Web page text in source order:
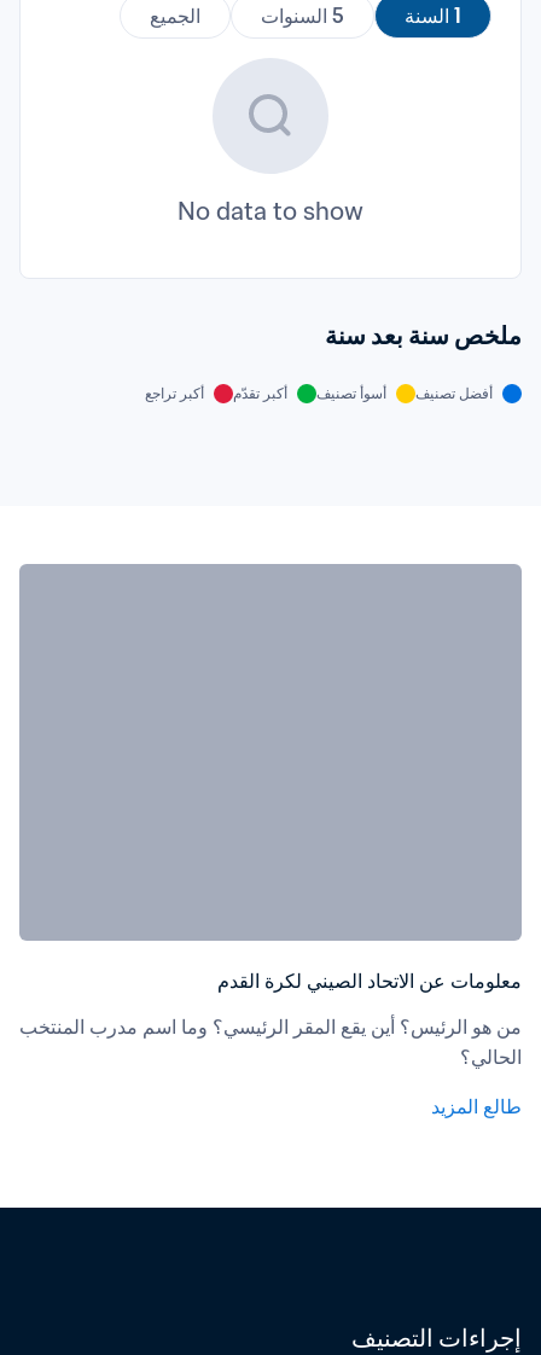
1 السنة 5 السنوات الجميع
No data to show
ملخص سنة بعد سنة
أفضل تصنيف أسوأ تصنيف أكبر تقدّم أكبر تراجع
معلومات عن الاتحاد الصيني لكرة القدم
الحالي؟
طالع المزيد
إجراءات التصنيف